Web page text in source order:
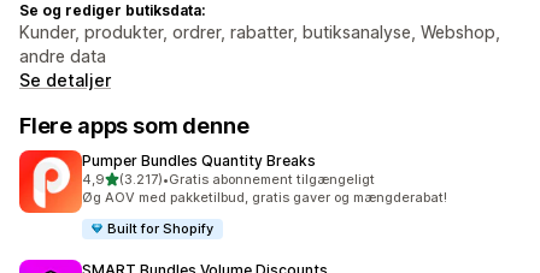
Se og rediger butiksdata:
Kunder, produkter, ordrer, rabatter, butiksanalyse, Webshop,
andre data
Se detaljer
Flere apps som denne
Pumper Bundles Quantity Breaks
4,9ud af 5 stjerner
(3.217)
3217 anmeldelser i alt
•Gratis abonnement tilgængeligt
Øg AOV med pakketilbud, gratis gaver og mængderabat!
Built for Shopify